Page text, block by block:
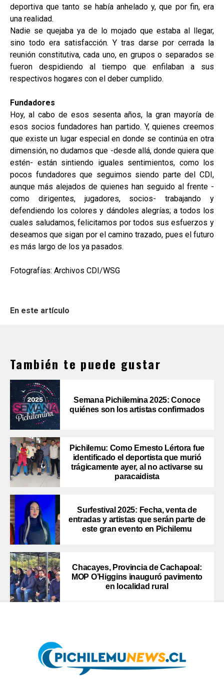
deportiva que tanto se había anhelado y, que por fin, era
una realidad.
Nadie se quejaba ya de lo mojado que estaba al llegar,
sino todo era satisfacción. Y tras darse por cerrada la
reunión constitutiva, cada uno, en grupos o separados se
fueron despidiendo al tiempo que enfilaban a sus
respectivos hogares con el deber cumplido.
Fundadores
Hoy, al cabo de esos sesenta años, la gran mayoría de
esos socios fundadores han partido. Y, quienes creemos
que existe un lugar especial en donde se continúa en otra
dimensión, no dudamos que -desde allá, donde quiera que
estén- están sintiendo iguales sentimientos, como los
pocos fundadores que seguimos siendo parte del CDI,
aunque más alejados de quienes han seguido al frente -
como dirigentes, jugadores, socios- trabajando y
defendiendo los colores y dándoles alegrías; a todos los
cuales saludamos, felicitamos por todos sus esfuerzos y
deseamos que sigan por el camino trazado, pues el futuro
es más largo de los ya pasados.
Fotografías: Archivos CDI/WSG
En este artículo
También te puede gustar
Semana Pichilemina 2025: Conoce
quiénes son los artistas confirmados
Pichilemu: Como Ernesto Lértora fue
identificado el deportista que murió
trágicamente ayer, al no activarse su
paracaidista
Surfestival 2025: Fecha, venta de
entradas y artistas que serán parte de
este gran evento en Pichilemu
Chacayes, Provincia de Cachapoal:
MOP O’Higgins inauguró pavimento
en localidad rural